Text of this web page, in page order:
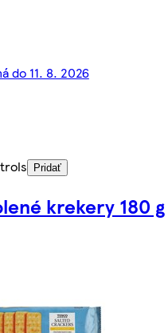
do 11. 8. 2026
Pridať
krekery 180 g